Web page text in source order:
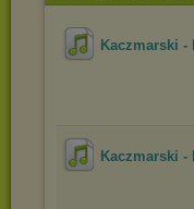
Kaczmarski -
Kaczmarski -